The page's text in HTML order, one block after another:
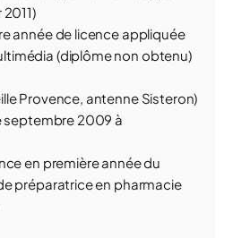
année de licence appliquée
(diplôme non obtenu)
Provence, antenne Sisteron)
septembre 2009 à
en première année du
préparatrice en pharmacie